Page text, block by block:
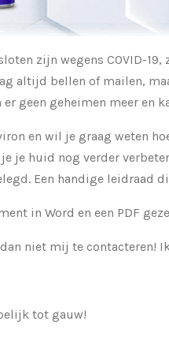
zijn wegens COVID-
altijd bellen of mailen,
geen geheimen meer en
en wil je graag weten
je huid nog verder
Een handige leidraad
in Word en een PDF
niet mij te contacteren!
tot gauw!